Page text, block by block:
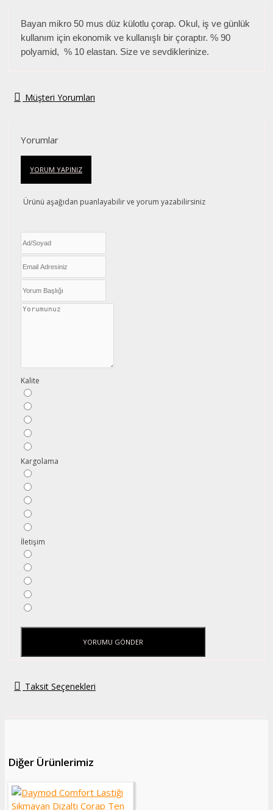
Bayan mikro 50 mus düz külotlu çorap. Okul, iş ve günlük
kullanım için ekonomik ve kullanışlı bir çoraptır. % 90
polyamid, % 10 elastan. Size ve sevdiklerinize.
Müşteri Yorumları
Yorumlar
YORUM YAPINIZ
Ürünü aşağıdan puanlayabilir ve yorum yazabilirsiniz
Kalite
Kargolama
İletişim
YORUMU GÖNDER
Taksit Seçenekleri
Diğer Ürünlerimiz